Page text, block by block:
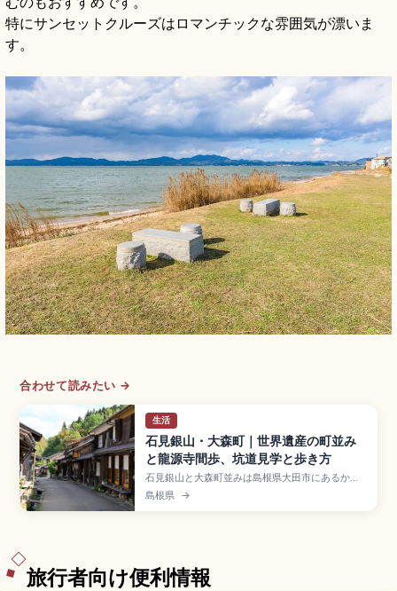
特にサンセットクルーズはロマンチックな雰囲気が漂いま
す。
合わせて読みたい →
生活
石見銀山・大森町｜世界遺産の町並み
と龍源寺間歩、坑道見学と歩き方
石見銀山と大森町並みは島根県大田市にあるかつ
て世界有数の銀山として栄えた歴史を伝える世界
遺産エリア。常時公開の坑道・龍源寺間歩(入場
島根県 →
旅行者向け便利情報